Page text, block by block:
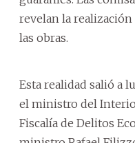
revelan la realización
las obras.
Esta realidad salió a
el ministro del
Fiscalía de Delitos